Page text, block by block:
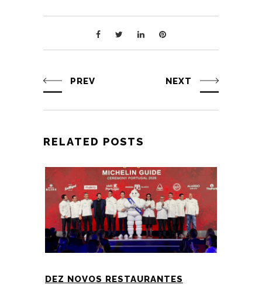
PREV NEXT
RELATED POSTS
DEZ NOVOS RESTAURANTES